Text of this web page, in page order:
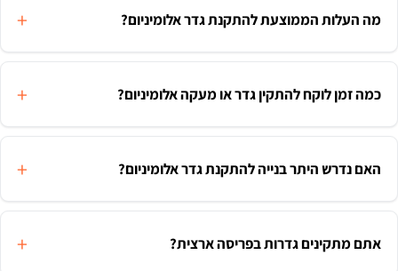
מה העלות הממוצעת להתקנת גדר אלומיניום?
כמה זמן לוקח להתקין גדר או מעקה אלומיניום?
האם נדרש היתר בנייה להתקנת גדר אלומיניום?
אתם מתקינים גדרות בפריסה ארצית?